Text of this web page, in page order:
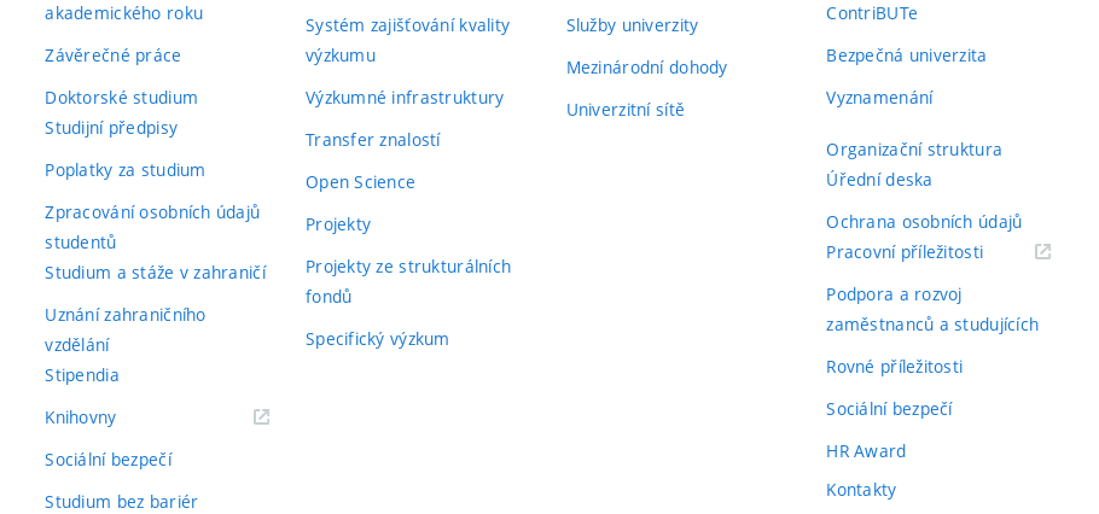
akademického roku
Závěrečné práce
Doktorské studium
Studijní předpisy
Poplatky za studium
Zpracování osobních údajů
studentů
Studium a stáže v zahraničí
Uznání zahraničního
vzdělání
Stipendia
Knihovny(externí
Sociální bezpečí
Studium bez bariér
Systém zajišťování kvality
výzkumu
Výzkumné infrastruktury
Transfer znalostí
Open Science
Projekty
Projekty ze strukturálních
fondů
Specifický výzkum
Služby univerzity
Mezinárodní dohody
Univerzitní sítě
ContriBUTe
Bezpečná univerzita
Vyznamenání
Organizační struktura
Úřední deska
Ochrana osobních údajů
Pracovní příležitosti(externí
Podpora a rozvoj
zaměstnanců a studujících
Rovné příležitosti
Sociální bezpečí
HR Award
Kontakty